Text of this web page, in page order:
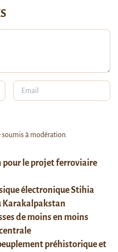
pour le projet ferroviaire
électronique Stihia
Karakalpakstan
de moins en moins
préhistorique et
à modération.